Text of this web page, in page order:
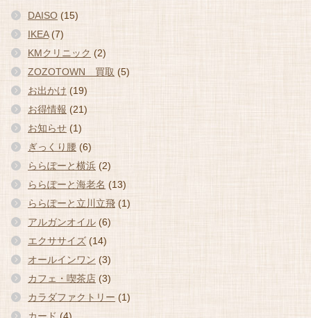
DAISO (15)
IKEA(7)
KMクリニック (2)
ZOZOTOWN 買取 (5)
お出かけ (19)
お得情報 (21)
お知らせ (1)
ぎっくり腰 (6)
ららぽーと横浜 (2)
ららぽーと海老名 (13)
ららぽーと立川立飛 (1)
アルガンオイル (6)
エクササイズ (14)
オールインワン (3)
カフェ・喫茶店 (3)
カラダファクトリー (1)